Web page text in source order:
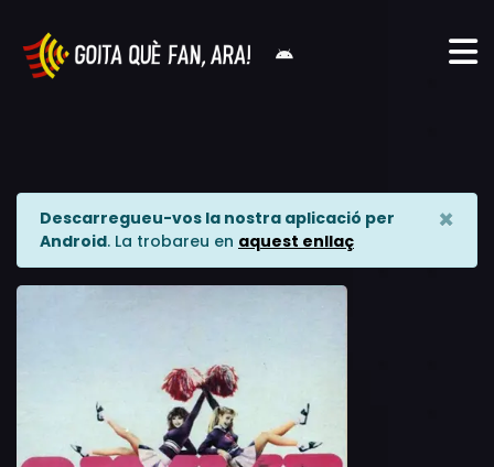
Descarregueu-vos la nostra aplicació per
Android. La trobareu en aquest enllaç
×